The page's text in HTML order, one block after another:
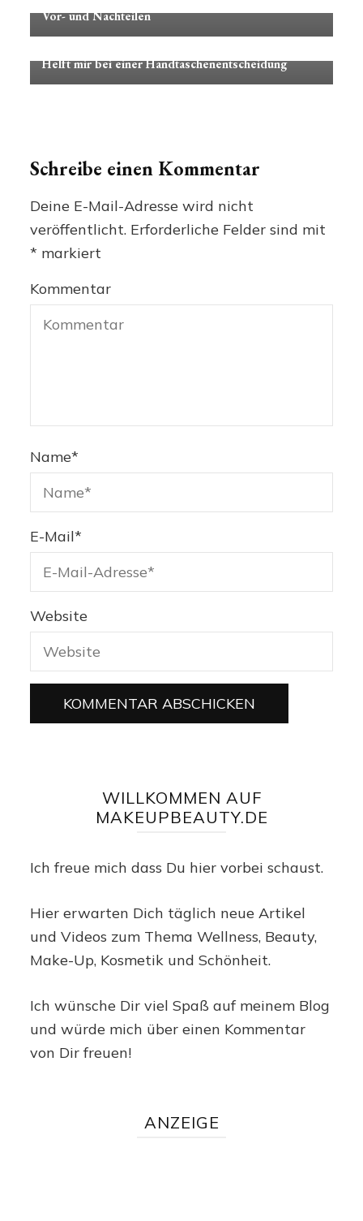
Vor- und Nachteilen
Helft mir bei einer Handtaschenentscheidung
Schreibe einen Kommentar
Deine E-Mail-Adresse wird nicht
veröffentlicht. Erforderliche Felder sind mit
* markiert
Kommentar
Name*
E-Mail*
Website
WILLKOMMEN AUF
MAKEUPBEAUTY.DE
Ich freue mich dass Du hier vorbei schaust.
Hier erwarten Dich täglich neue Artikel
und Videos zum Thema Wellness, Beauty,
Make-Up, Kosmetik und Schönheit.
Ich wünsche Dir viel Spaß auf meinem Blog
und würde mich über einen Kommentar
von Dir freuen!
ANZEIGE